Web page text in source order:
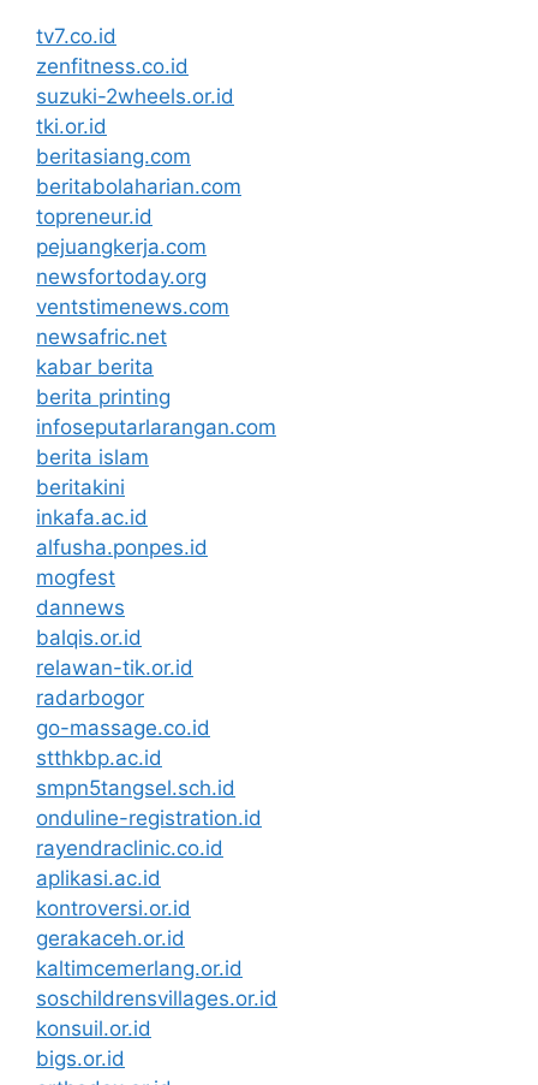
tv7.co.id
zenfitness.co.id
suzuki-2wheels.or.id
tki.or.id
beritasiang.com
beritabolaharian.com
topreneur.id
pejuangkerja.com
newsfortoday.org
ventstimenews.com
newsafric.net
kabar berita
berita printing
infoseputarlarangan.com
berita islam
beritakini
inkafa.ac.id
alfusha.ponpes.id
mogfest
dannews
balqis.or.id
relawan-tik.or.id
radarbogor
go-massage.co.id
stthkbp.ac.id
smpn5tangsel.sch.id
onduline-registration.id
rayendraclinic.co.id
aplikasi.ac.id
kontroversi.or.id
gerakaceh.or.id
kaltimcemerlang.or.id
soschildrensvillages.or.id
konsuil.or.id
bigs.or.id